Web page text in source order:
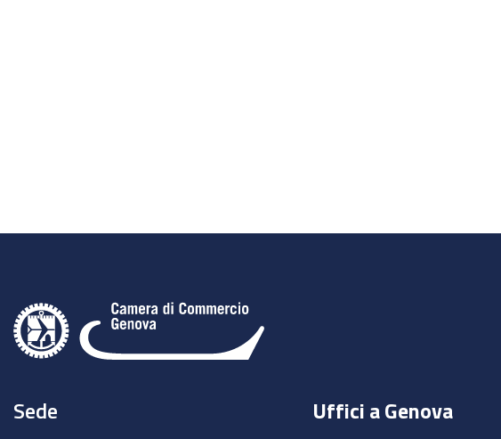
Sede Uffici a Genova